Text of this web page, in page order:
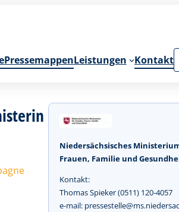
PressemappenLeistungen Kontakt
Niedersächsisches
Frauen, Familie und
Kontakt:
Thomas Spieker (0511) 120-4057
e-mail: